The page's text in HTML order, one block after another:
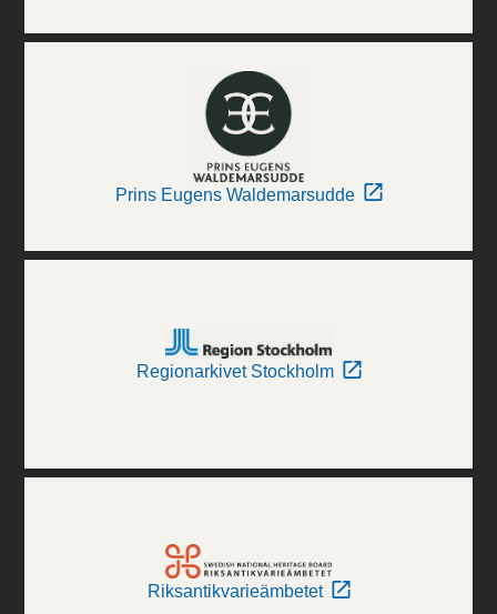
Prins Eugens Waldemarsudde
Regionarkivet Stockholm
Riksantikvarieämbetet